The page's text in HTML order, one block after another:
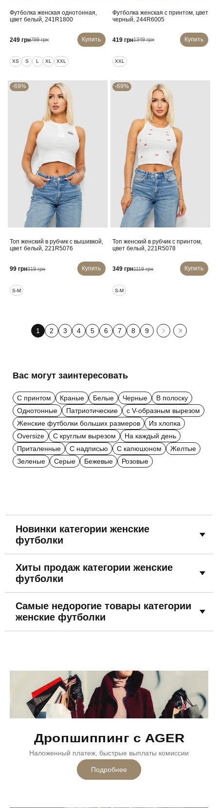
Футболка женская однотонная,
цвет белый, 241R1800
249 грн799 грн Купить
XS S L XL XXL
Футболка женская с принтом, цвет
черный, 244R6005
419 грн1349 грн Купить
XXL
-69%
Топ женский в рубчик с вышивкой,
цвет белый, 221R5076
99 грн319 грн Купить
S-M
-69%
Топ женский в рубчик с принтом,
цвет белый, 221R5078
349 грн1119 грн Купить
S-M
1 2 3 4 5 6 7 8 9
Вас могут заинтересовать
С принтом Краные Белые Черные
В полоску
Однотонные
Патриотические
с V-образным вырезом
Женские футболки больших размеров
Из хлопка
Oversize
С круглым вырезом
На каждый день
Приталенные
С надписью С капюшоном
Желтые
Зеленые
Серые Бежевые Розовые
Новинки категории женские
футболки
Хиты продаж категории женские
футболки
Самые недорогие товары категории
женские футболки
Дропшиппинг с AGER
Наложенный платеж, быстрые выплаты комиссии
Подробнее